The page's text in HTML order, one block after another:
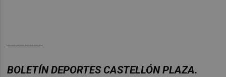
BOLETÍN DEPORTES CASTELLÓN PLAZA.